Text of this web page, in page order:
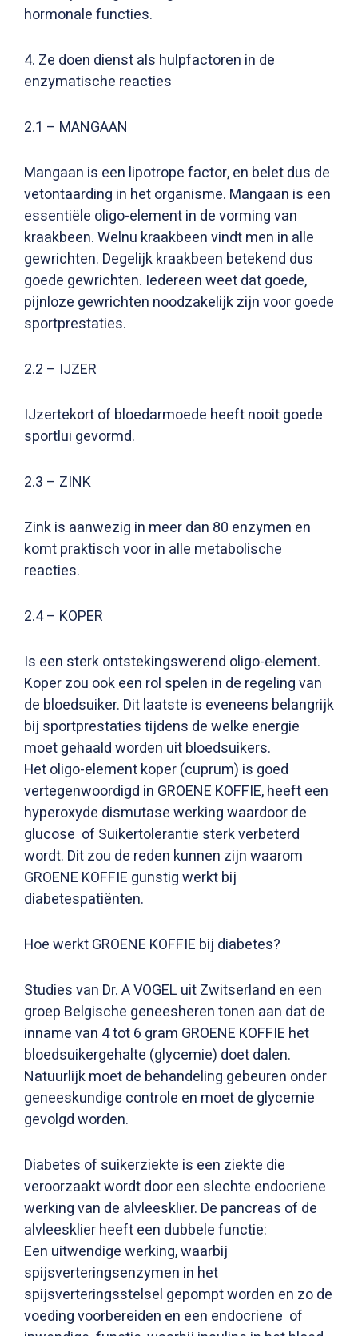
hormonale functies.
4. Ze doen dienst als hulpfactoren in de
enzymatische reacties
2.1 – MANGAAN
Mangaan is een lipotrope factor, en belet dus de
vetontaarding in het organisme. Mangaan is een
essentiële oligo-element in de vorming van
kraakbeen. Welnu kraakbeen vindt men in alle
gewrichten. Degelijk kraakbeen betekend dus
goede gewrichten. Iedereen weet dat goede,
pijnloze gewrichten noodzakelijk zijn voor goede
sportprestaties.
2.2 – IJZER
IJzertekort of bloedarmoede heeft nooit goede
sportlui gevormd.
2.3 – ZINK
Zink is aanwezig in meer dan 80 enzymen en
komt praktisch voor in alle metabolische
reacties.
2.4 – KOPER
Is een sterk ontstekingswerend oligo-element.
Koper zou ook een rol spelen in de regeling van
de bloedsuiker. Dit laatste is eveneens belangrijk
bij sportprestaties tijdens de welke energie
moet gehaald worden uit bloedsuikers.
Het oligo-element koper (cuprum) is goed
vertegenwoordigd in GROENE KOFFIE, heeft een
hyperoxyde dismutase werking waardoor de
glucose of Suikertolerantie sterk verbeterd
wordt. Dit zou de reden kunnen zijn waarom
GROENE KOFFIE gunstig werkt bij
diabetespatiënten.
Hoe werkt GROENE KOFFIE bij diabetes?
Studies van Dr. A VOGEL uit Zwitserland en een
groep Belgische geneesheren tonen aan dat de
inname van 4 tot 6 gram GROENE KOFFIE het
bloedsuikergehalte (glycemie) doet dalen.
Natuurlijk moet de behandeling gebeuren onder
geneeskundige controle en moet de glycemie
gevolgd worden.
Diabetes of suikerziekte is een ziekte die
veroorzaakt wordt door een slechte endocriene
werking van de alvleesklier. De pancreas of de
alvleesklier heeft een dubbele functie:
Een uitwendige werking, waarbij
spijsverteringsenzymen in het
spijsverteringsstelsel gepompt worden en zo de
voeding voorbereiden en een endocriene of